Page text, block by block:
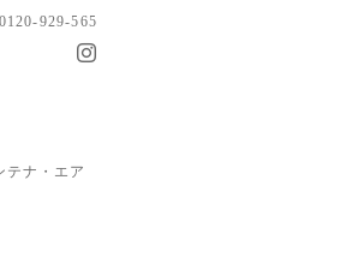
929-565
ナ・エア